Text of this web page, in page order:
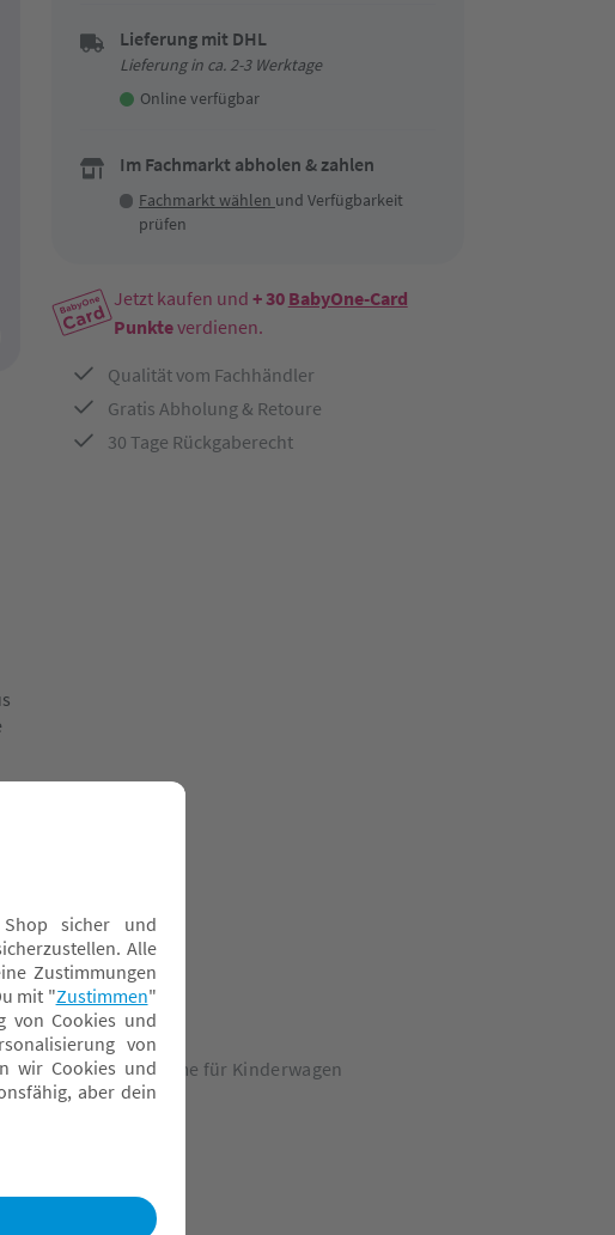
Lieferung mit DHL
Lieferung in ca. 2-3 Werktage
Online verfügbar
Im Fachmarkt abholen & zahlen
Fachmarkt wählen und Verfügbarkeit
prüfen
Jetzt kaufen und + 30 BabyOne-Card
Punkteverdienen.
Qualität vom Fachhändler
Gratis Abholung & Retoure
30 Tage Rückgaberecht
Moskitonetze
Sonnenschirme für Kinderwagen